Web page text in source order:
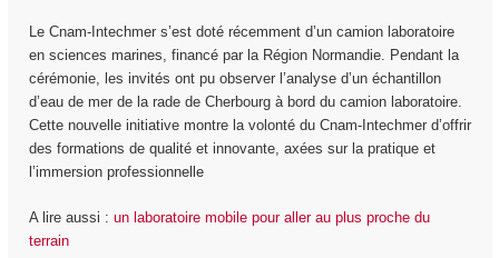
Le Cnam-Intechmer s’est doté récemment d’un camion laboratoire
en sciences marines, financé par la Région Normandie. Pendant la
cérémonie, les invités ont pu observer l’analyse d’un échantillon
d’eau de mer de la rade de Cherbourg à bord du camion laboratoire.
Cette nouvelle initiative montre la volonté du Cnam-Intechmer d’offrir
des formations de qualité et innovante, axées sur la pratique et
l’immersion professionnelle
A lire aussi : un laboratoire mobile pour aller au plus proche du
terrain